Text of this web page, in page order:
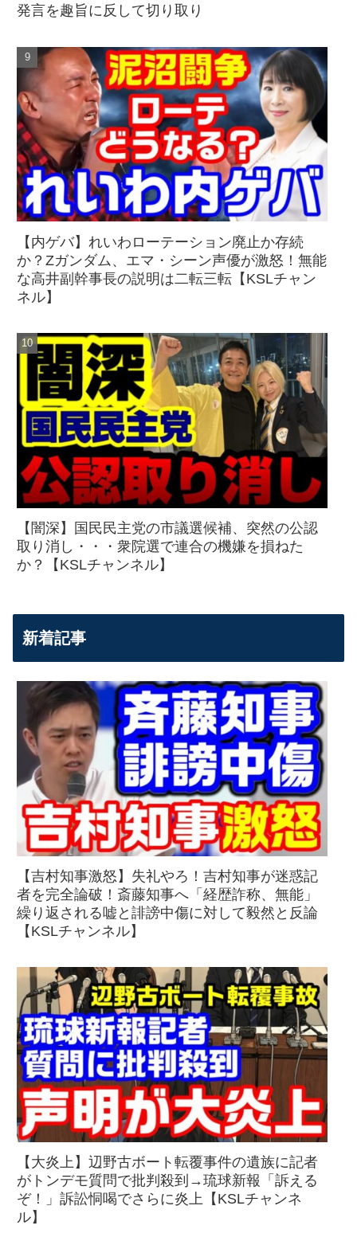
発言を趣旨に反して切り取り
【内ゲバ】れいわローテーション廃止か存続
か？Zガンダム、エマ・シーン声優が激怒！無能
な高井副幹事長の説明は二転三転【KSLチャン
ネル】
【闇深】国民民主党の市議選候補、突然の公認
取り消し・・・衆院選で連合の機嫌を損ねた
か？【KSLチャンネル】
新着記事
【吉村知事激怒】失礼やろ！吉村知事が迷惑記
者を完全論破！斎藤知事へ「経歴詐称、無能」
繰り返される嘘と誹謗中傷に対して毅然と反論
【KSLチャンネル】
【大炎上】辺野古ボート転覆事件の遺族に記者
がトンデモ質問で批判殺到→琉球新報「訴える
ぞ！」訴訟恫喝でさらに炎上【KSLチャンネ
ル】